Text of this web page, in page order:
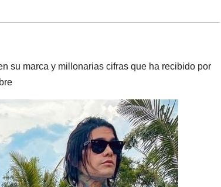
su marca y millonarias cifras que ha recibido por